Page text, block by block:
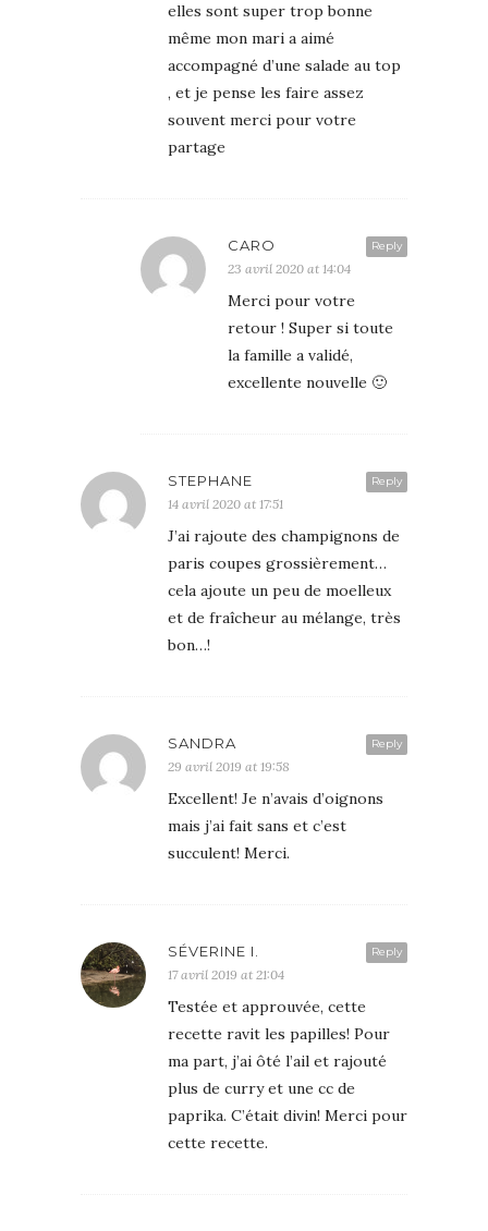
elles sont super trop bonne
même mon mari a aimé
accompagné d’une salade au top
, et je pense les faire assez
souvent merci pour votre
partage
Reply
CARO
23 avril 2020 at 14:04
Merci pour votre
retour ! Super si toute
la famille a validé,
excellente nouvelle 🙂
Reply
STEPHANE
14 avril 2020 at 17:51
J’ai rajoute des champignons de
paris coupes grossièrement…
cela ajoute un peu de moelleux
et de fraîcheur au mélange, très
bon…!
Reply
SANDRA
29 avril 2019 at 19:58
Excellent! Je n’avais d’oignons
mais j’ai fait sans et c’est
succulent! Merci.
Reply
SÉVERINE I.
17 avril 2019 at 21:04
Testée et approuvée, cette
recette ravit les papilles! Pour
ma part, j’ai ôté l’ail et rajouté
plus de curry et une cc de
paprika. C’était divin! Merci pour
cette recette.